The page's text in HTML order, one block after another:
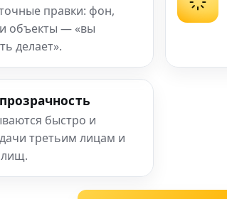
правки: фон,
объекты — «вы
делает».
быстро и
третьим лицам и